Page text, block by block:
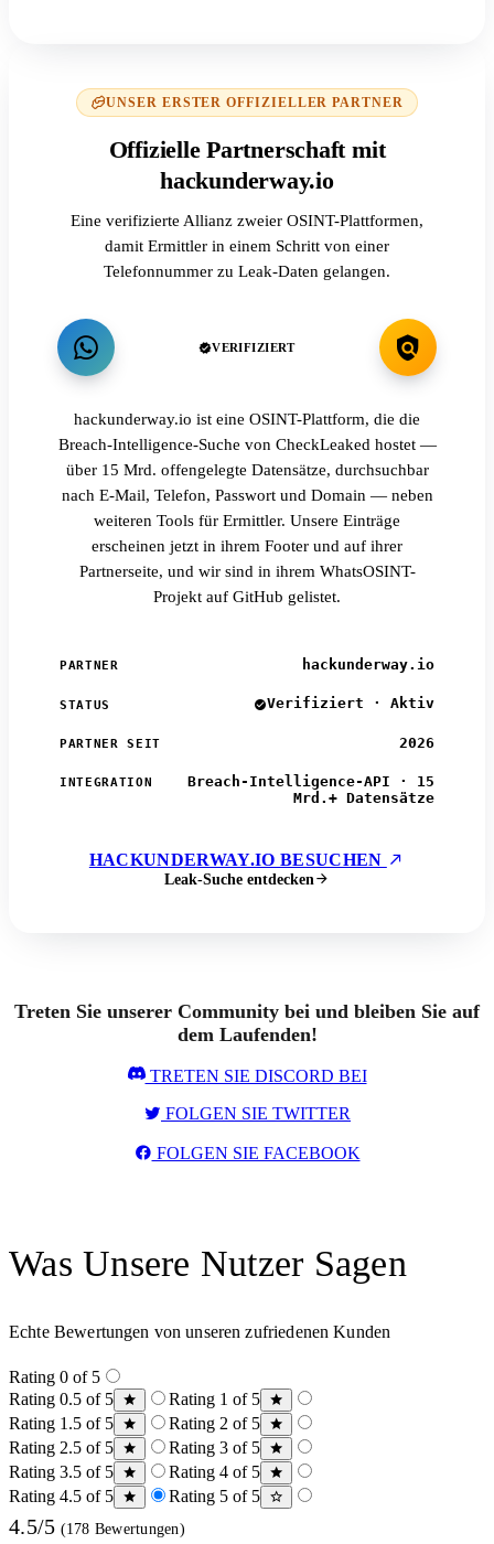
UNSER ERSTER OFFIZIELLER PARTNER
Offizielle Partnerschaft mit
hackunderway.io
Eine verifizierte Allianz zweier OSINT-Plattformen,
damit Ermittler in einem Schritt von einer
Telefonnummer zu Leak-Daten gelangen.
VERIFIZIERT
hackunderway.io ist eine OSINT-Plattform, die die
Breach-Intelligence-Suche von CheckLeaked hostet —
über 15 Mrd. offengelegte Datensätze, durchsuchbar
nach E-Mail, Telefon, Passwort und Domain — neben
weiteren Tools für Ermittler. Unsere Einträge
erscheinen jetzt in ihrem Footer und auf ihrer
Partnerseite, und wir sind in ihrem WhatsOSINT-
Projekt auf GitHub gelistet.
PARTNER hackunderway.io
STATUS Verifiziert · Aktiv
PARTNER SEIT 2026
INTEGRATION
Breach-Intelligence-API · 15
Mrd.+ Datensätze
HACKUNDERWAY.IO BESUCHEN
Leak-Suche entdecken
Treten Sie unserer Community bei und bleiben Sie auf
dem Laufenden!
TRETEN SIE DISCORD BEI
FOLGEN SIE TWITTER
FOLGEN SIE FACEBOOK
Was Unsere Nutzer Sagen
Echte Bewertungen von unseren zufriedenen Kunden
Rating 0 of 5
Rating 0.5 of 5
Rating 1 of 5
Rating 1.5 of 5
Rating 2 of 5
Rating 2.5 of 5
Rating 3 of 5
Rating 3.5 of 5
Rating 4 of 5
Rating 4.5 of 5
Rating 5 of 5
4.5/5 (178 Bewertungen)